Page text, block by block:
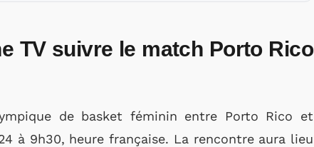
TV suivre le match Porto Rico
de basket féminin entre Porto Rico et
à 9h30, heure française. La rencontre aura lieu